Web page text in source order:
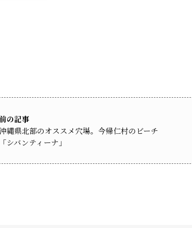
の記事
縄県北部のオススメ穴場。今帰仁村のビーチ
シバンティーナ」